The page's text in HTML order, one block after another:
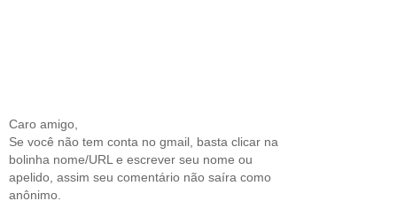
Caro amigo,
Se você não tem conta no gmail, basta clicar na
bolinha nome/URL e escrever seu nome ou
apelido, assim seu comentário não saíra como
anônimo.